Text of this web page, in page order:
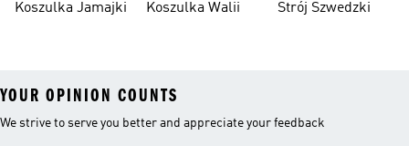
Koszulka Jamajki
Koszulka Walii Strój Szwedzki
YOUR OPINION COUNTS
We strive to serve you better and appreciate your feedback